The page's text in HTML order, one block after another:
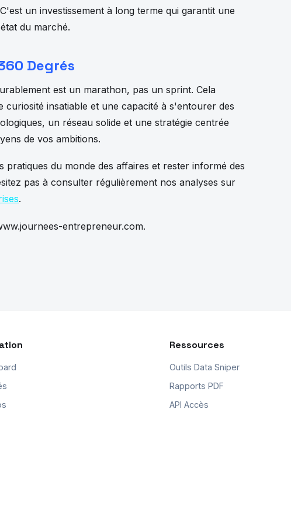
un investissement à long terme qui garantit une
du marché.
Degrés
est un marathon, pas un sprint. Cela
curiosité insatiable et une capacité à s'entourer des
un réseau solide et une stratégie centrée
de vos ambitions.
du monde des affaires et rester informé des
pas à consulter régulièrement nos analyses sur
.
entrepreneur.com.
Ressources
Outils Data Sniper
Rapports PDF
API Accès